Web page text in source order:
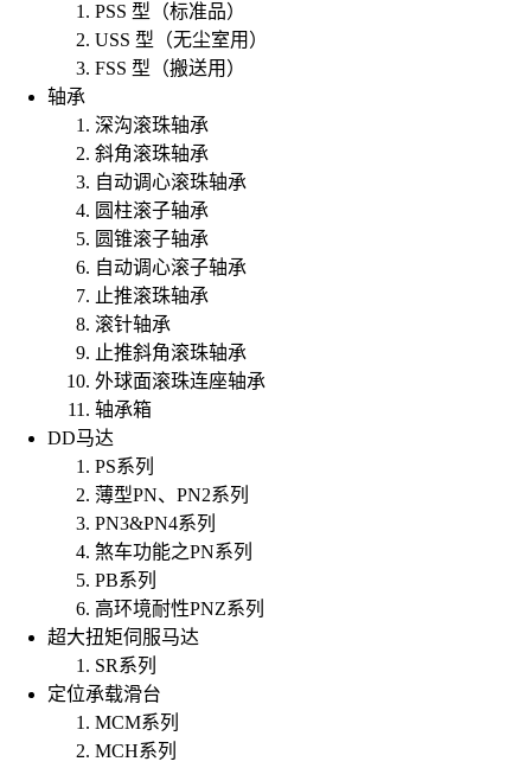
PSS 型（标准品）
USS 型（无尘室用）
FSS 型（搬送用）
轴承
深沟滚珠轴承
斜角滚珠轴承
自动调心滚珠轴承
圆柱滚子轴承
圆锥滚子轴承
自动调心滚子轴承
止推滚珠轴承
滚针轴承
止推斜角滚珠轴承
外球面滚珠连座轴承
轴承箱
DD马达
PS系列
薄型PN、PN2系列
PN3&PN4系列
煞车功能之PN系列
PB系列
高环境耐性PNZ系列
超大扭矩伺服马达
SR系列
定位承载滑台
MCM系列
MCH系列